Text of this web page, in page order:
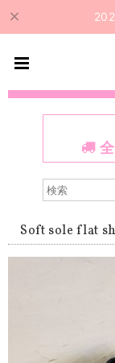
Soft sole flat